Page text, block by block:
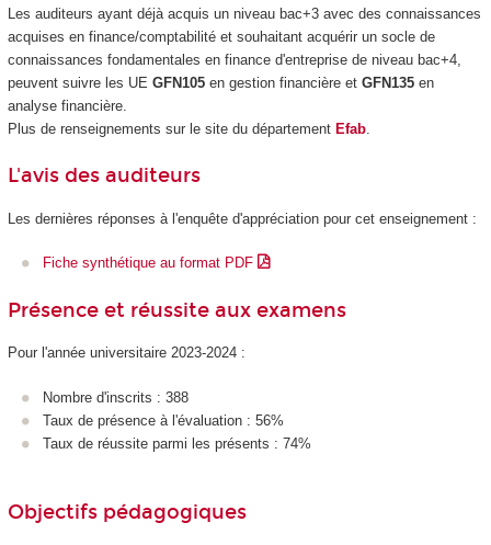
Les auditeurs ayant déjà acquis un niveau bac+3 avec des connaissances
acquises en finance/comptabilité et souhaitant acquérir un socle de
connaissances fondamentales en finance d'entreprise de niveau bac+4,
peuvent suivre les UE GFN105 en gestion financière et GFN135en
analyse financière.
Plus de renseignements sur le site du département Efab.
L'avis des auditeurs
Les dernières réponses à l'enquête d'appréciation pour cet enseignement :
Fiche synthétique au format PDF
Présence et réussite aux examens
Pour l'année universitaire 2023-2024 :
Nombre d'inscrits : 388
Taux de présence à l'évaluation : 56%
Taux de réussite parmi les présents : 74%
Objectifs pédagogiques